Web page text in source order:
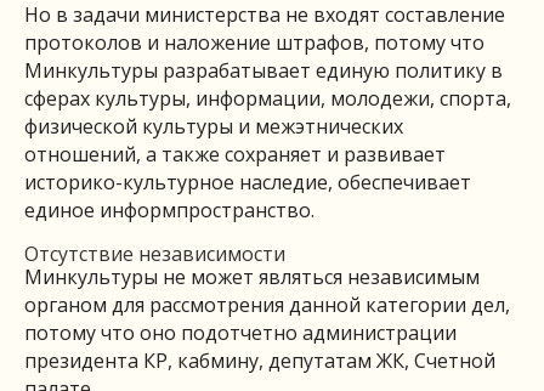
Но в задачи министерства не входят составление
протоколов и наложение штрафов, потому что
Минкультуры разрабатывает единую политику в
сферах культуры, информации, молодежи, спорта,
физической культуры и межэтнических
отношений, а также сохраняет и развивает
историко-культурное наследие, обеспечивает
единое информпространство.
Отсутствие независимости
Минкультуры не может являться независимым
органом для рассмотрения данной категории дел,
потому что оно подотчетно администрации
президента КР, кабмину, депутатам ЖК, Счетной